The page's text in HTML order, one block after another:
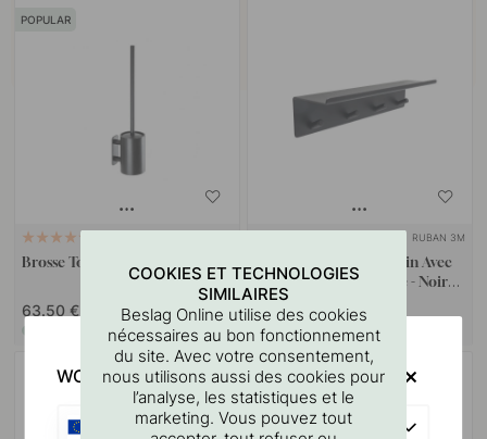
POPULAR
Brosse Toilette Solid - Noir Mat
63.50 €
RUBAN 3M
Etagère De Salle De Bain Avec
Bande Á Crochets Base - Noir
Mat
59 €
En stock
COOKIES ET TECHNOLOGIES
SIMILAIRES
Beslag Online utilise des cookies
nécessaires au bon fonctionnement
du site. Avec votre consentement,
nous utilisons aussi des cookies pour
l’analyse, les statistiques et le
marketing. Vous pouvez tout
WOULD YOU RATHER VISIT?